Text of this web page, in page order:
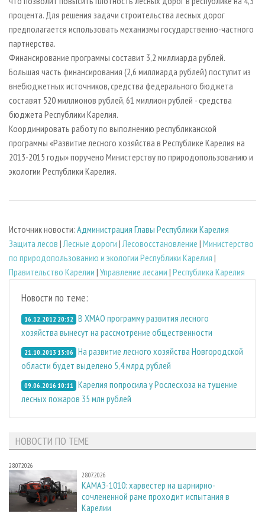
процента. Для решения задачи строительства лесных дорог
предполагается использовать механизмы государственно-частного
партнерства.
Финансирование программы составит 3,2 миллиарда рублей.
Большая часть финансирования (2,6 миллиарда рублей) поступит из
внебюджетных источников, средства федерального бюджета
составят 520 миллионов рублей, 61 миллион рублей - средства
бюджета Республики Карелия.
Координировать работу по выполнению республиканской
программы «Развитие лесного хозяйства в Республике Карелия на
2013-2015 годы» поручено Министерству по природопользованию и
экологии Республики Карелия.
Источник новости: Администрация Главы Республики Карелия
Защита лесов |Лесные дороги |Лесовосстановление | Министерство
по природопользованию и экологии Республики Карелия |
Правительство Карелии | Управление лесами | Республика Карелия
Новости по теме:
16.12.2012 20:32 В ХМАО программу развития лесного
хозяйства вынесут на рассмотрение общественности
21.10.2013 15:06 На развитие лесного хозяйства Новгородской
области будет выделено 5,4 млрд рублей
09.06.2016 10:11 Карелия попросила у Рослесхоза на тушение
лесных пожаров 35 млн рублей
НОВОСТИ ПО ТЕМЕ
28.07.2026
28.07.2026
КАМАЗ-1010: харвестер на шарнирно-
сочлененной раме проходит испытания в
Карелии